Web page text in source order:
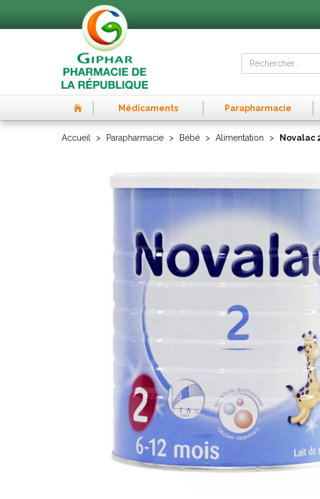
Médicaments Parapharmacie
Accueil Parapharmacie Bébé Alimentation Novalac